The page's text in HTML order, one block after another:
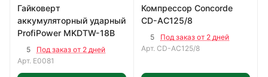
Гайковерт
аккумуляторный ударный
ProfiPower MKDTW-18B
5
Под заказ от 2 дней
Арт. E0081
Компрессор Concorde
СD-AC125/8
5
Под заказ от 2 дней
Арт. СD-AC125/8